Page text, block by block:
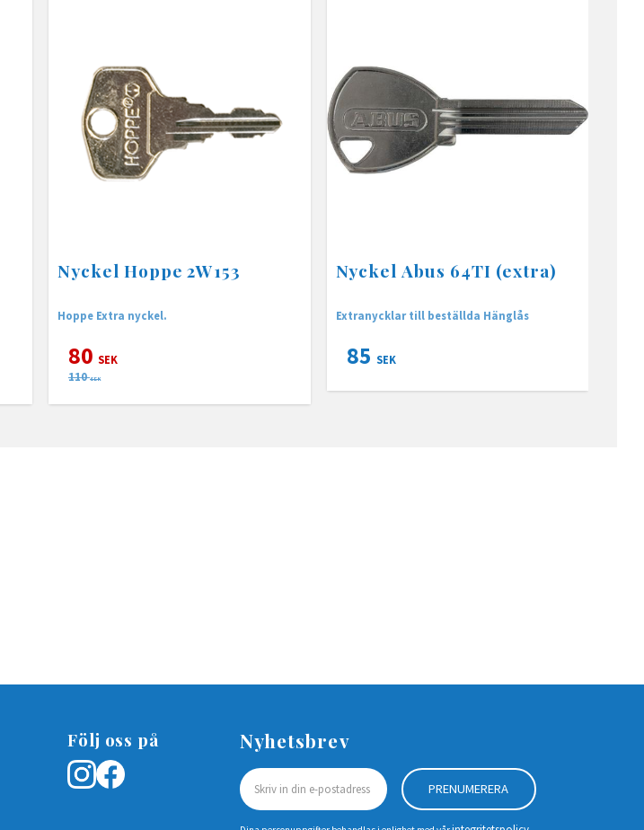
Nyckel Hoppe 2W153
Hoppe Extra nyckel.
80 SEK
110 SEK
Nyckel Abus 64TI (extra)
Extranycklar till beställda Hänglås
85 SEK
Följ oss på Nyhetsbrev
PRENUMERERA